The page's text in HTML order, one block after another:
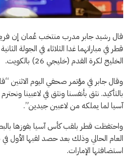
قال رشيد جابر مدرب منتخب عُمان إن
قطر في مباراتهما غدا الثلاثاء في الجولة
الخليج لكرة القدم (خليجي 26) بالكويت.
وقال جابر في مؤتمر صحفي اليوم الاثنين
بالتأكيد. نثق بأنفسنا ونثق في لاعبينا
آسيا لما يملكه من لاعبين جيدين”.
واحتفظت قطر بلقب كأس آسيا بفوزها
استضافتها الإمارات.